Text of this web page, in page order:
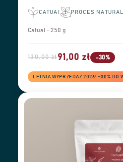
CATUAI PROCES
Catuai - 250 g
130,00 zł91,00 zł -30%
LETNIA WYPRZEDAŻ 2026! −30% DO